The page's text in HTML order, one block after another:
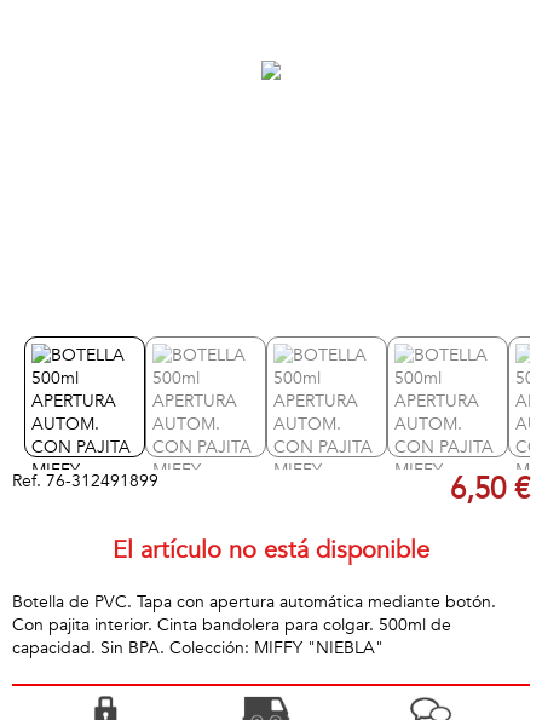
Ref. 76-312491899 6,50 €
El artículo no está disponible
Botella de PVC. Tapa con apertura automática mediante botón.
Con pajita interior. Cinta bandolera para colgar. 500ml de
capacidad. Sin BPA. Colección: MIFFY "NIEBLA"